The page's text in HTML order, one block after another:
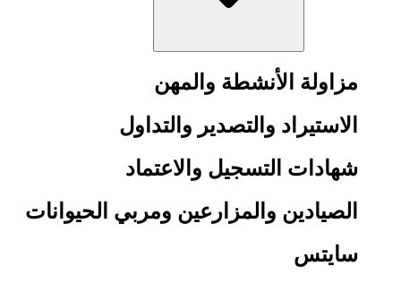
مزاولة الأنشطة والمهن
الاستيراد والتصدير والتداول
شهادات التسجيل والاعتماد
الصيادين والمزارعين ومربي الحيوانات
سايتس